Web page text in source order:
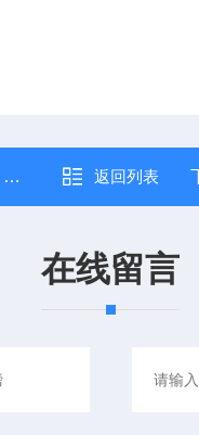
返回列表
在线留言